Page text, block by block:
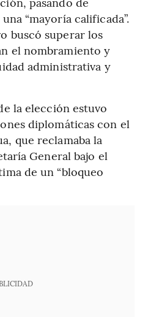
“mayoría calificada”.
buscó superar los
el nombramiento y
administrativa y
la elección estuvo
diplomáticas con el
que reclamaba la
General bajo el
de un “bloqueo